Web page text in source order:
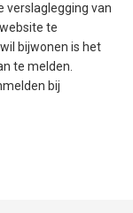
verslaglegging van
te
bijwonen is het
te melden.
bij